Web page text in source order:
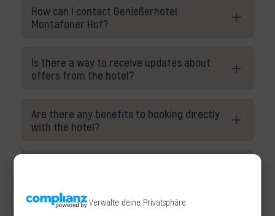
Verwalte deine Privatsphäre
How can I contact Genießerhotel
Montafoner Hof?
Is there a way to receive updates about
offers from the hotel?
Are there any benefits to booking directly
with the hotel?